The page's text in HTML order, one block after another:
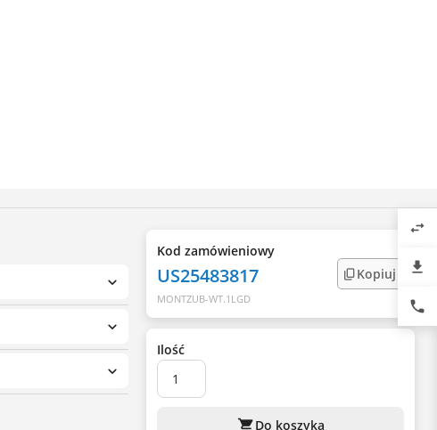
Kod zamówieniowy
US25483817
MONTZUB-WT.1LGD
Kopiuj
Ilość
shopping_cartDo koszyka
swap_horiz
file_download
phone